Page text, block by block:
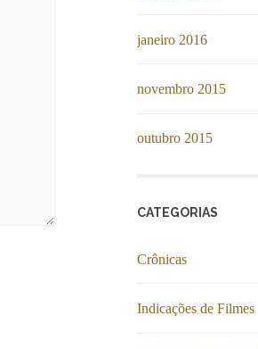
janeiro 2016
novembro 2015
outubro 2015
CATEGORIAS
Crônicas
Indicações de Filmes